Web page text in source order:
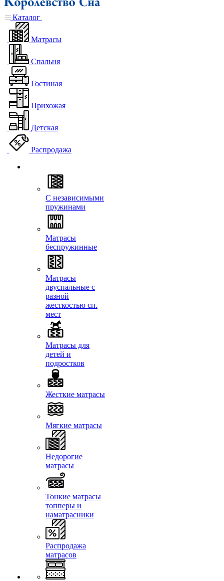
Каталог
Матрасы
Спальня
Гостиная
Прихожая
Детская
Распродажа
С независимыми
пружинами
Матрасы
беспружинные
Матрасы
двуспальные с
разной
жесткостью сп.
мест
Матрасы для
детей и
подростков
Жесткие матрасы
Мягкие матрасы
Недорогие
матрасы
Тонкие матрасы
топперы и
наматрасники
Распродажа
матрасов